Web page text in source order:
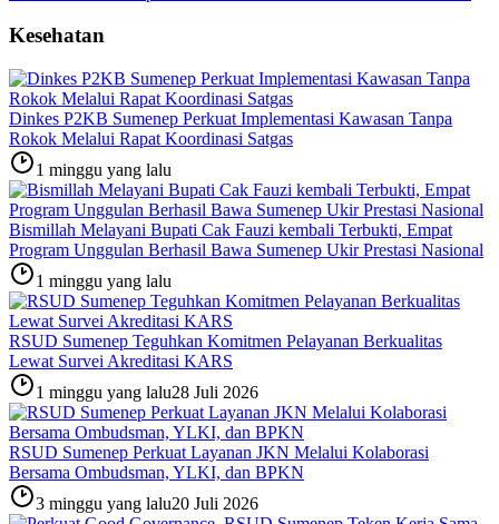
Kesehatan
Dinkes P2KB Sumenep Perkuat Implementasi Kawasan Tanpa
Rokok Melalui Rapat Koordinasi Satgas
1 minggu yang lalu
Bismillah Melayani Bupati Cak Fauzi kembali Terbukti, Empat
Program Unggulan Berhasil Bawa Sumenep Ukir Prestasi Nasional
1 minggu yang lalu
RSUD Sumenep Teguhkan Komitmen Pelayanan Berkualitas
Lewat Survei Akreditasi KARS
1 minggu yang lalu28 Juli 2026
RSUD Sumenep Perkuat Layanan JKN Melalui Kolaborasi
Bersama Ombudsman, YLKI, dan BPKN
3 minggu yang lalu20 Juli 2026